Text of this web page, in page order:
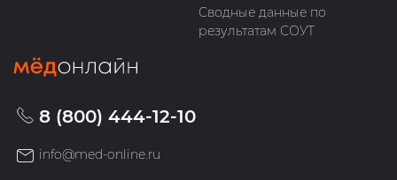
Сводные данные по
результатам СОУТ
8 (800) 444-12-10
info@med-online.ru